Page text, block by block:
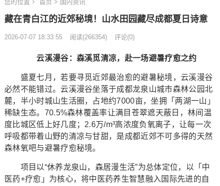
您的位置 首页 > 国内资讯
藏在青白江的近郊秘境！山水田园藏尽成都夏日诗意
2026-07-07 18:33:55 阅读(266354) 评论(0)
云溪漫谷：森溪觅清凉，赴一场避暑疗愈之约
盛夏七月，若要寻觅近郊最治愈的避暑秘境，云溪漫谷
必然不能错过。云溪漫谷坐落于成都龙泉山城市森林公园北
麓，半小时城山生活圈，占地约7000亩，坐拥「两湖一山」
稀缺生态。70.5%森林覆盖率让满目苍翠遮天蔽日，林间温
度比城区低上好几度；2.6万/m³高浓度负氧离子，让每一次
呼吸都带着山野的清凉与甘甜，是成都近郊不可多得的天然
森林氧吧与避暑疗愈秘境。
项目以“休养龙泉山，森居漫生活”为总体定位，以「中
医药+疗愈」为核心，将中医药养生智慧融入国际先进的自